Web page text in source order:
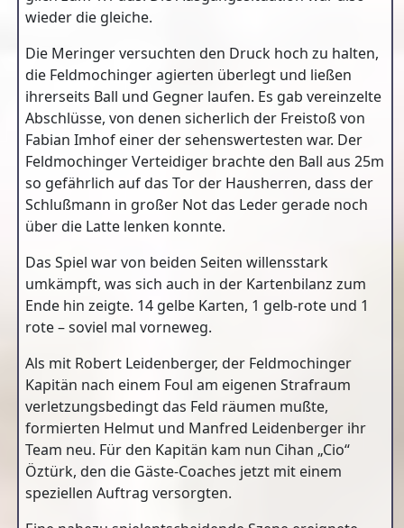
wieder die gleiche.
Die Meringer versuchten den Druck hoch zu halten,
die Feldmochinger agierten überlegt und ließen
ihrerseits Ball und Gegner laufen. Es gab vereinzelte
Abschlüsse, von denen sicherlich der Freistoß von
Fabian Imhof einer der sehenswertesten war. Der
Feldmochinger Verteidiger brachte den Ball aus 25m
so gefährlich auf das Tor der Hausherren, dass der
Schlußmann in großer Not das Leder gerade noch
über die Latte lenken konnte.
Das Spiel war von beiden Seiten willensstark
umkämpft, was sich auch in der Kartenbilanz zum
Ende hin zeigte. 14 gelbe Karten, 1 gelb-rote und 1
rote – soviel mal vorneweg.
Als mit Robert Leidenberger, der Feldmochinger
Kapitän nach einem Foul am eigenen Strafraum
verletzungsbedingt das Feld räumen mußte,
formierten Helmut und Manfred Leidenberger ihr
Team neu. Für den Kapitän kam nun Cihan „Cio“
Öztürk, den die Gäste-Coaches jetzt mit einem
speziellen Auftrag versorgten.